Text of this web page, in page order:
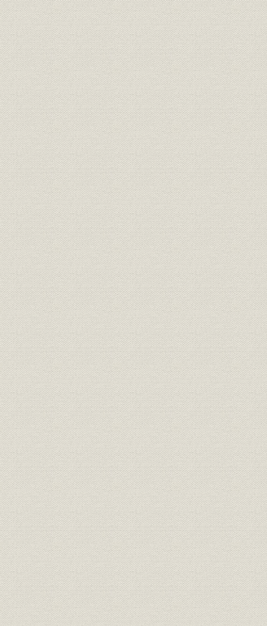
一、 藤田銀行の整理と日銀特融借受
二、 銅鉱業不況と合理化の進展―花岡・小坂
三、 柵原鉱山の増産起業
第七章 準戦時体制への即応
一、 軍需景気の到来と鉱山業
二、 株式会社藤田組の設立
三、 各鉱山の増産対策
第八章 太平洋戦争と国家要請
一、 増産と統制強化
二、 戦争の激化と帝国鉱発による経営
三、 戦時体制下の各鉱山
第九章 終戦と同和鉱業の発足
一、 敗戦に伴う諸困難と経営陣の交替
二、 戦後整理と経済民主化
三、 生産復興―硫化鉄鉱
四、 生産復興―銅
五、 労働組合の結成
第十章 同和鉱業の発展―合理化と増産
一、 自由経済への復帰と事業の発展
二、 柵原鉱山の増産計画
三、 小坂・花岡の総合自立計画と新湿式製錬法の採用
四、 資源の完全利用
五、 労務管理の改善
結び
本文中統計表